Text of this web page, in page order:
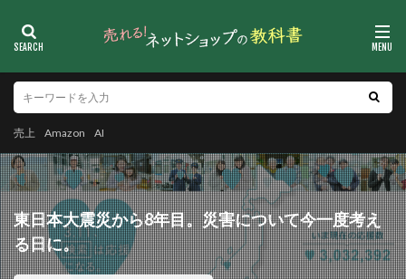
売上 Amazon AI
東日本大震災から8年目。災害について今一度考え
る日に。